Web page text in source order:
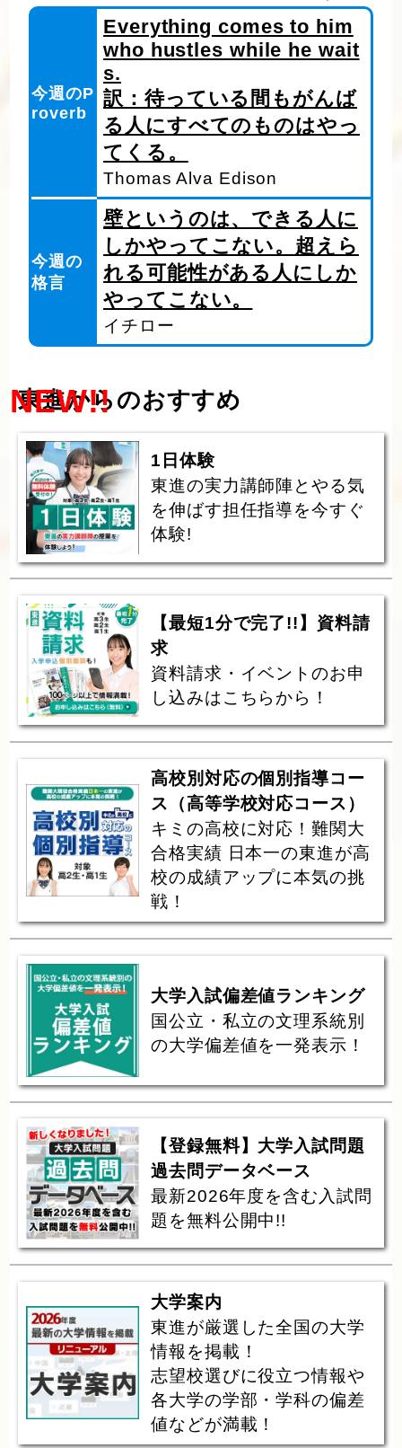
NEW!!
今週のP
roverb
Everything comes to him
who hustles while he wait
s.
訳：待っている間もがんば
る人にすべてのものはやっ
てくる。
Thomas Alva Edison
今週の
格言
壁というのは、できる人に
しかやってこない。超えら
れる可能性がある人にしか
やってこない。
イチロー
東進からのおすすめ
1日体験
東進の実力講師陣とやる気
を伸ばす担任指導を今すぐ
体験!
【最短1分で完了!!】資料請
求
資料請求・イベントのお申
し込みはこちらから！
高校別対応の個別指導コー
ス（高等学校対応コース）
キミの高校に対応！難関大
合格実績 日本一の東進が高
校の成績アップに本気の挑
戦！
大学入試偏差値ランキング
国公立・私立の文理系統別
の大学偏差値を一発表示！
【登録無料】大学入試問題
過去問データベース
最新2026年度を含む入試問
題を無料公開中!!
大学案内
東進が厳選した全国の大学
情報を掲載！
志望校選びに役立つ情報や
各大学の学部・学科の偏差
値などが満載！